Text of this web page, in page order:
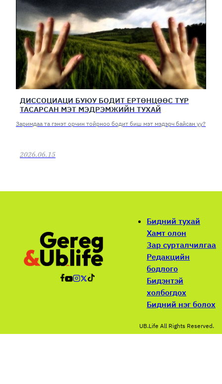
ДИССОЦИАЦИ БУЮУ БОДИТ ЕРТӨНЦӨӨС ТҮР
ТАСАРСАН МЭТ МЭДРЭМЖИЙН ТУХАЙ
Заримдаа та гэнэт орчин тойрноо бодит биш мэт мэдэрч байсан уу?
2026.06.15
Бидний тухай
Хамт олон
Зар сурталчилгаа
Редакцийн
бодлого
Бидэнтэй
холбогдох
Бидний нэг болох
UB.Life All Rights Reserved.